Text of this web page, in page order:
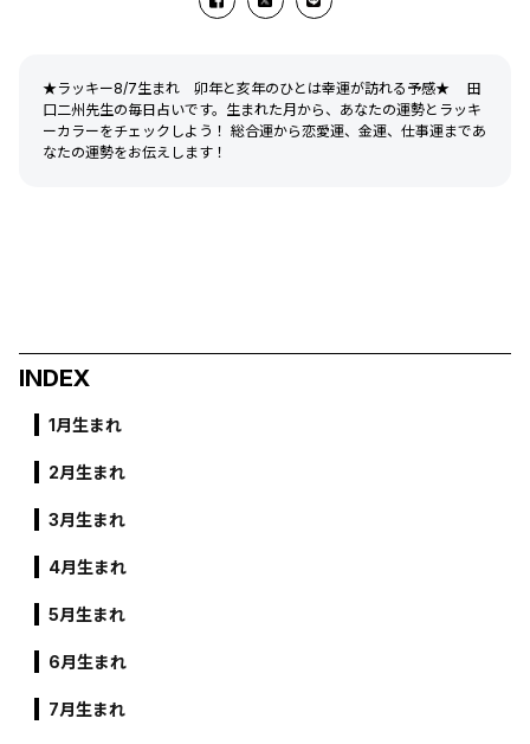
★ラッキー8/7生まれ 卯年と亥年のひとは幸運が訪れる予感★ 田
口二州先生の毎日占いです。生まれた月から、あなたの運勢とラッキ
ーカラーをチェックしよう！ 総合運から恋愛運、金運、仕事運まであ
なたの運勢をお伝えします！
INDEX
1月生まれ
2月生まれ
3月生まれ
4月生まれ
5月生まれ
6月生まれ
7月生まれ